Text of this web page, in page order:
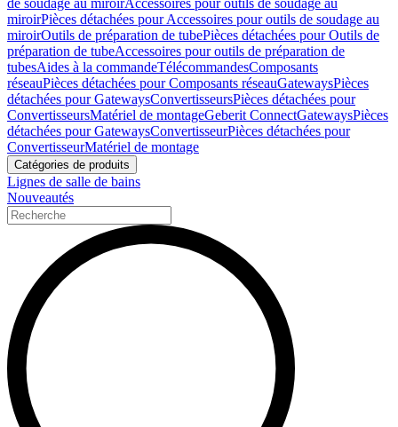
de soudage au miroirAccessoires pour outils de soudage au
miroirPièces détachées pour Accessoires pour outils de soudage au
miroirOutils de préparation de tubePièces détachées pour Outils de
préparation de tubeAccessoires pour outils de préparation de
tubesAides à la commandeTélécommandesComposants
réseauPièces détachées pour Composants réseauGatewaysPièces
détachées pour GatewaysConvertisseursPièces détachées pour
ConvertisseursMatériel de montageGeberit ConnectGatewaysPièces
détachées pour GatewaysConvertisseurPièces détachées pour
ConvertisseurMatériel de montage
Catégories de produits
Lignes de salle de bains
Nouveautés